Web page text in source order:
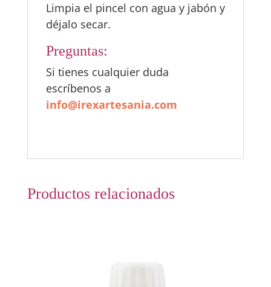
Limpia el pincel con agua y jabón y
déjalo secar.
Preguntas:
Si tienes cualquier duda
escríbenos a
info@irexartesania.com
Productos relacionados